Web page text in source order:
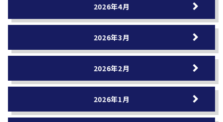
2026年4月
2026年3月
2026年2月
2026年1月